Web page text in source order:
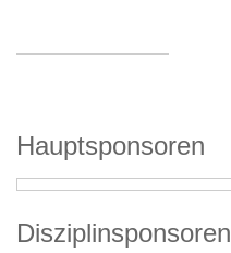
Hauptsponsoren
Disziplinsponsoren